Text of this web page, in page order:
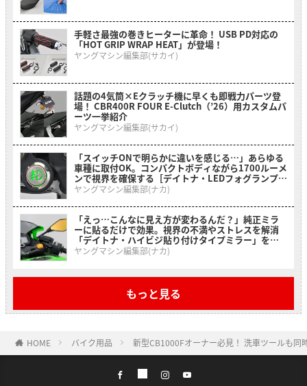
手軽さ最強の巻きヒーターに革命！ USB PD対応の
「HOT GRIP WRAP HEAT」が登場！
ヤングマシン編集部(サカイ)
話題の4気筒×Eクラッチ機に早くも即戦力パーツ登
場！ CBR400R FOUR E-Clutch（’26）用カスタムパ
ーツ一挙紹介
ヤングマシン編集部(サカイ)
「スイッチONで明らかに違いを感じる…」あらゆる
車種に取付OK。コンパクトボディながら1700ルーメ
ンで視界を確保する［デイトナ・LEDフォグランプユ
ニット プレシャスレイ スモール］
ヤングマシン編集部(ナカ)
「えっ…こんなに見え方が変わるんだ？」純正ミラ
ーに貼るだけで効果。視界の不満やストレスを解消
「デイトナ・ハイビジ貼り付けタイプミラー」を紹
介！
ヤングマシン編集部(ナカ)
もっと見る
HOME バイク用品 新型CB1000Fオーナー必見！ 洗車ツールも